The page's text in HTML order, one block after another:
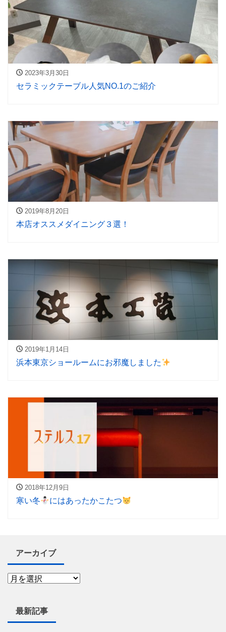
2023年3月30日
セラミックテーブル人気NO.1のご紹介
2019年8月20日
本店オススメダイニング３選！
2019年1月14日
浜本東京ショールームにお邪魔しました
2018年12月9日
寒い冬 にはあったかこたつ
アーカイブ
最新記事